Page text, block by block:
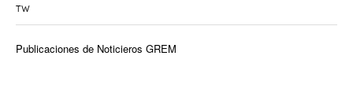
TW
Publicaciones de Noticieros GREM